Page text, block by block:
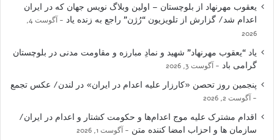
یعقوب مهرنهاد از بلوچستان – اولین وبلاگ نویس جهان که در ایران
اعدام شد/ گزارش از تلویزیون “رُژن” راجع به زنده یاد
آگوست 4,
2026
یاد “یعقوب مهرنهاد” شهید و نمادِ مبارزه و مقاومت مدنی در بلوچستان
گرامی باد
آگوست 3, 2026
پنجمین روز تحصن «کارزار علیه اعدام در ایران» در لندن/ عکس تجمع
آگوست 2, 2026
اقدام مشترک علیه موج اعدام‌ها و حکومت کشتار و اعدام در ایران/
سازمان ها و احزاب امضا کننده متن
آگوست 1, 2026